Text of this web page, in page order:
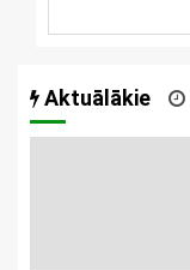
Aktuālākie